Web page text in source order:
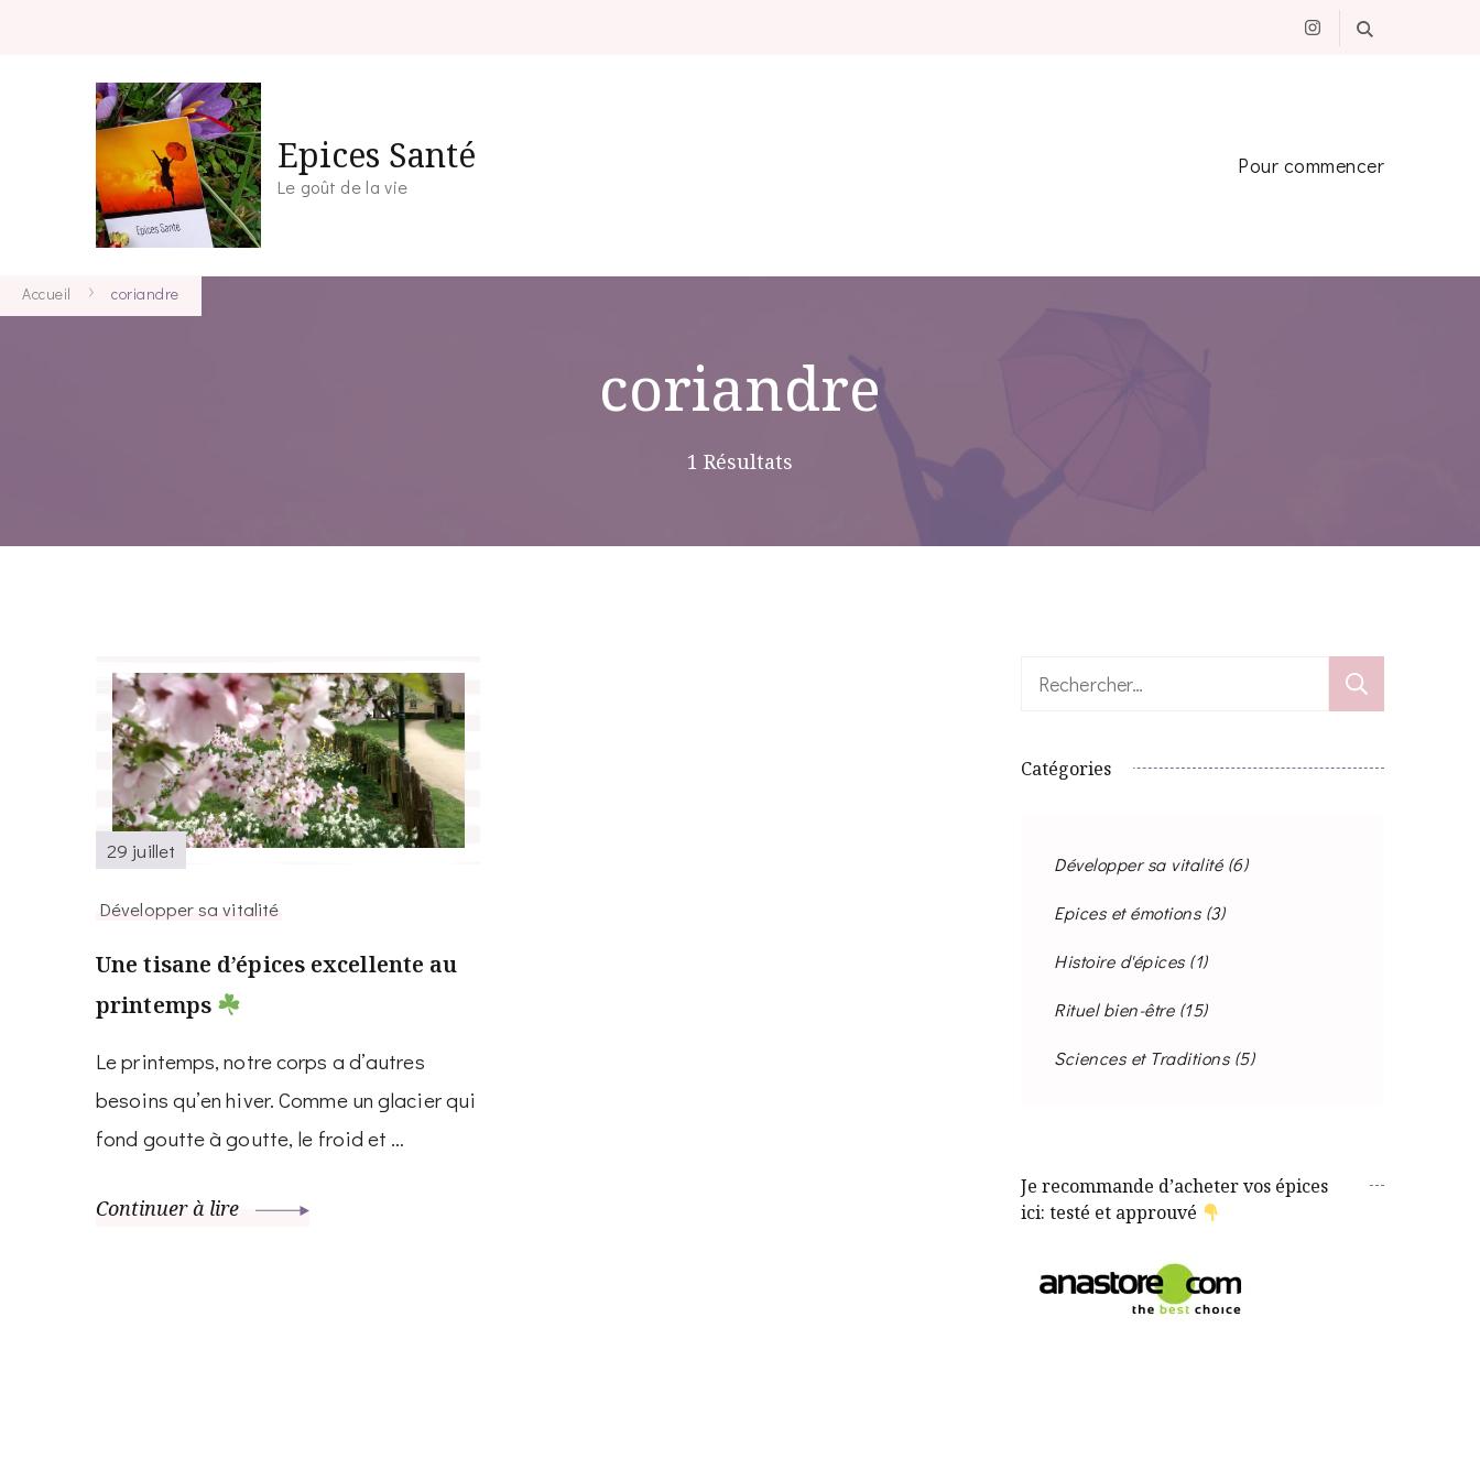
Epices Santé
Le goût de la vie
Pour commencer
Accueil coriandre
coriandre
1 Résultats
29 juillet
Développer sa vitalité
Une tisane d’épices excellente au
printemps
Le printemps, notre corps a d’autres
besoins qu’en hiver. Comme un glacier qui
fond goutte à goutte, le froid et …
Continuer à lire
Rechercher :
Catégories
Développer sa vitalité(6)
Epices et émotions(3)
Histoire d'épices(1)
Rituel bien-être(15)
Sciences et Traditions(5)
Je recommande d’acheter vos épices
ici: testé et approuvé